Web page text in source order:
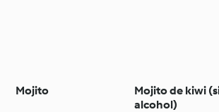
Mojito
Mojito de kiwi
alcohol)